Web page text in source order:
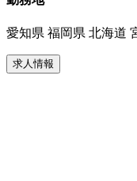
愛知県 福岡県 北海道
求人情報